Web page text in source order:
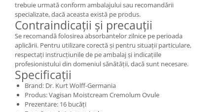
trebuie urmată conform ambalajului sau recomandării
specializate, dacă aceasta există pe produs.
Contraindicații și precauții
Se recomandă folosirea absorbantelor zilnice pe perioada
aplicării. Pentru utilizare corectă și pentru situații particulare,
respectați instrucțiunile de pe ambalaj și indicațiile
profesionistului din domeniul sănătății, dacă sunt necesare.
Specificații
Brand: Dr. Kurt Wolff-Germania
Produs: Vagisan Moistcream Cremolum Ovule
Prezentare: 16 bucăți